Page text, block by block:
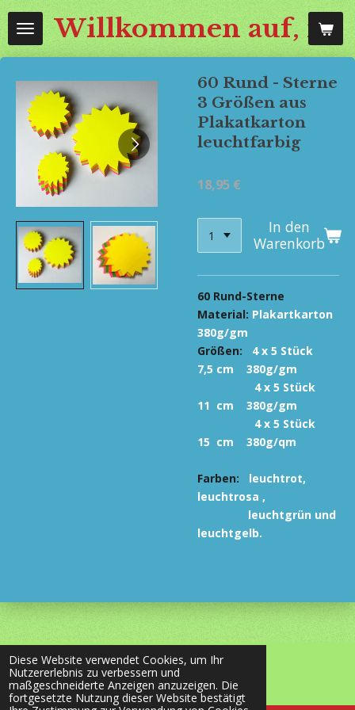
Diese Website verwendet Cookies, um Ihr
Nutzererlebnis zu verbessern und
maßgeschneiderte Anzeigen anzuzeigen. Die
fortgesetzte Nutzung dieser Website bestätigt
Zum
HauptinhaltWillkommen auf,
60 Rund - Sterne
3 Größen aus
Plakatkarton
leuchtfarbig
18,95 €
In den
Warenkorb
60 Rund-Sterne
Material: Plakartkarton
380g/gm
Größen: 4 x 5 Stück
7,5 cm 380g/gm
4 x 5 Stück
11 cm 380g/gm
4 x 5 Stück
15 cm 380g/qm
Farben:
leuchtrot,
leuchtrosa ,
leuchtgrün und
leuchtgelb.
© 2020 - 2026 most-wanted-shop24.de
Mit Unterstützung von Webador